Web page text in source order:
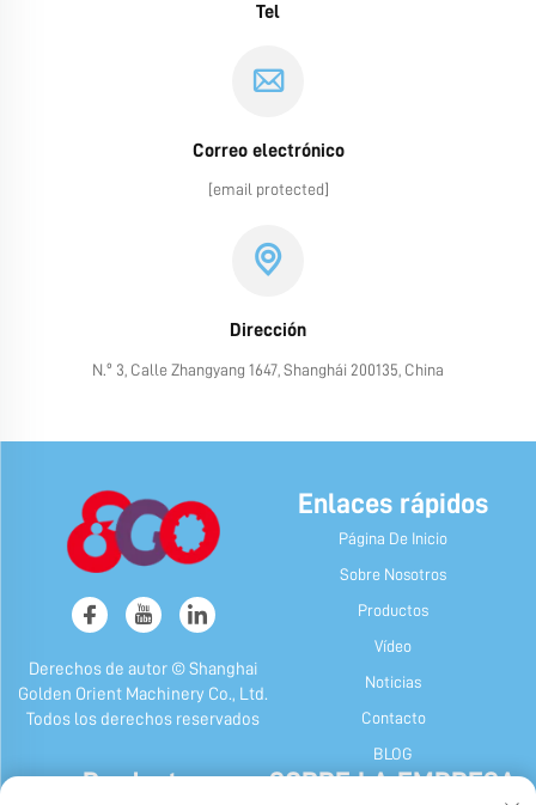
Tel
Correo electrónico
[email protected]
Dirección
N.º 3, Calle Zhangyang 1647, Shanghái 200135, China
Derechos de autor © Shanghai
Golden Orient Machinery Co., Ltd.
Todos los derechos reservados
Enlaces rápidos
Página De Inicio
Sobre Nosotros
Productos
Vídeo
Noticias
Contacto
BLOG
Productos SOBRE LA EMPRESA